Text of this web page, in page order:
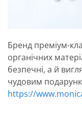
Бренд преміум-
органічних
безпечні, а й
чудовим
https://